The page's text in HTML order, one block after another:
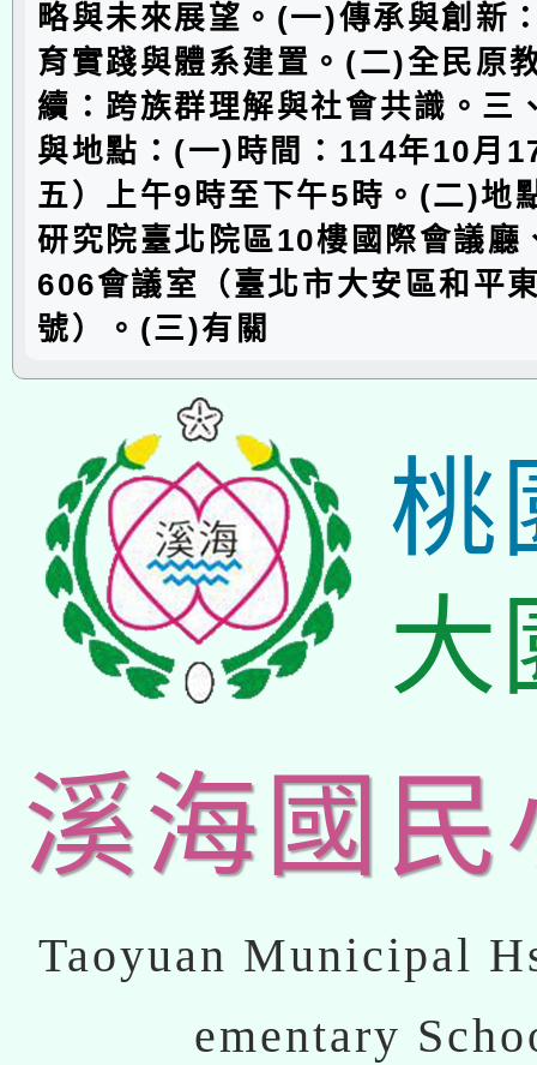
略與未來展望。(一)傳承與創新
育實踐與體系建置。(二)全民原
續：跨族群理解與社會共識。三
與地點：(一)時間：114年10月
五）上午9時至下午5時。(二)地
研究院臺北院區10樓國際會議廳
606會議室（臺北市大安區和平
號）。(三)有關
桃
大
溪海國民
Taoyuan Municipal
ementary